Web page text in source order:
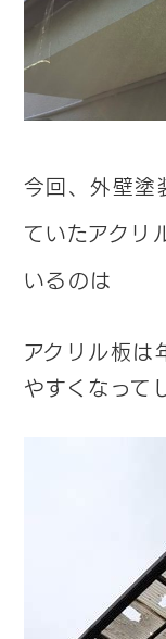
今回、外壁塗
ていたアクリ
いるのは
アクリル板は
やすくなって